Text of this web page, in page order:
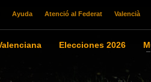
Ayuda Atenció al Federat Valencià
Elecciones 2026